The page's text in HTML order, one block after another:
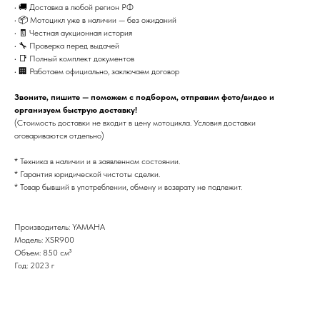
• 🚚 Доставка в любой регион РФ
• 📦 Мотоцикл уже в наличии — без ожиданий
• 🧾 Честная аукционная история
• 🔧 Проверка перед выдачей
• 📑 Полный комплект документов
• 🏢 Работаем официально, заключаем договор
Звоните, пишите — поможем с подбором, отправим фото/видео и
организуем быструю доставку!
(Стоимость доставки не входит в цену мотоцикла. Условия доставки
оговариваются отдельно)
* Техника в наличии и в заявленном состоянии.
* Гарантия юридической чистоты сделки.
* Товар бывший в употреблении, обмену и возврату не подлежит.
Производитель: YAMAHA
Модель: XSR900
Объем: 850 см³
Год: 2023 г